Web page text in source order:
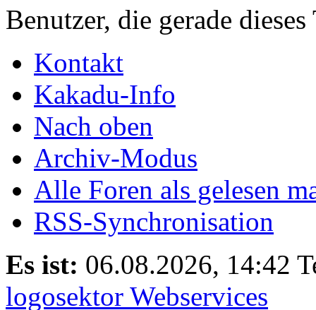
Benutzer, die gerade
Kontakt
Kakadu-Info
Nach oben
Archiv-Modus
Alle Foren als gelesen
RSS-Synchronisation
Es ist: 06.08.2026, 14:42
logosektor Webservices